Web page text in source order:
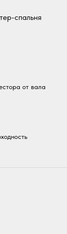
спальня
от вала